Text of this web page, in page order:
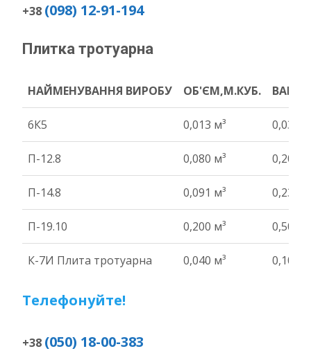
+38 (098) 12-91-194
Плитка тротуарна
НАЙМЕНУВАННЯ ВИРОБУ ОБ'ЄМ,М.КУБ.
ВАГА
НАЙМЕНУВАННЯ ВИРОБУ
ОБ'ЄМ,М.КУБ. ВАГА
6К5 0,013 м³ 0,03 т
П-12.8 0,080 м³ 0,20 т
П-14.8 0,091 м³ 0,23 т
П-19.10 0,200 м³ 0,50 т
К-7И Плита тротуарна 0,040 м³ 0,10 т
Телефонуйте!
+38 (050) 18-00-383